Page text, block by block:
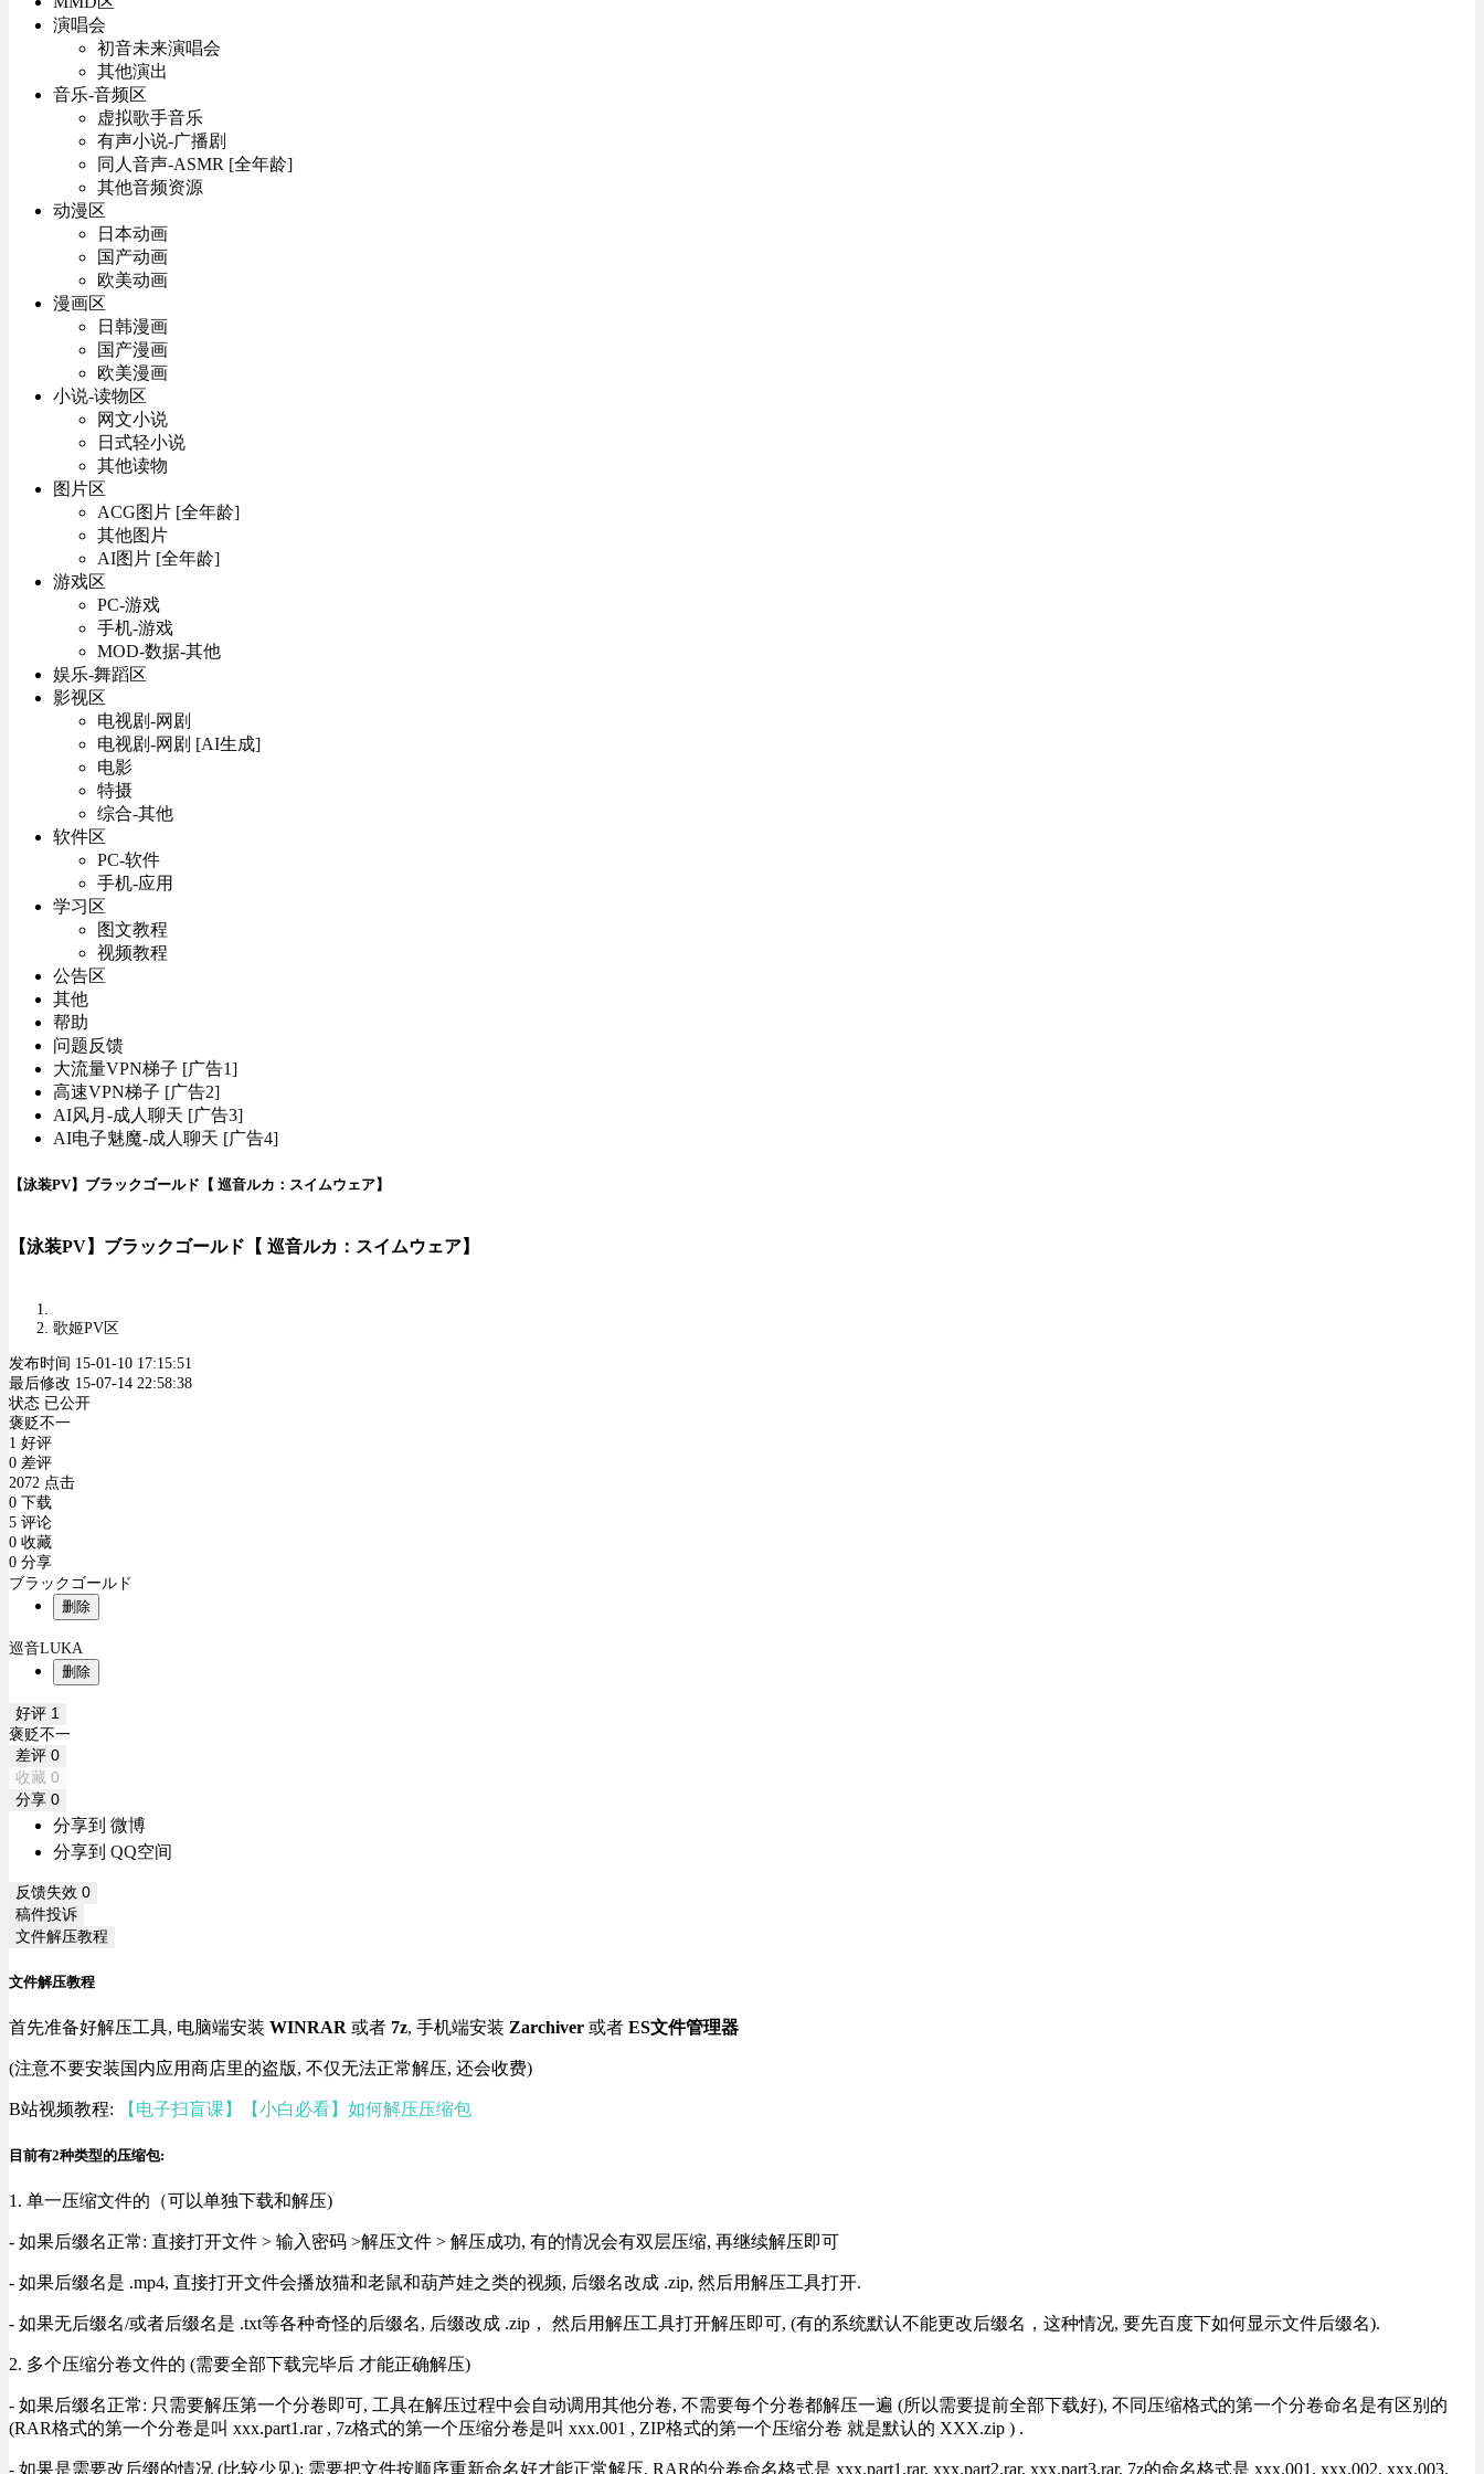
演唱会
初音未来演唱会
其他演出
音乐-音频区
虚拟歌手音乐
有声小说-广播剧
同人音声-ASMR [全年龄]
其他音频资源
动漫区
日本动画
国产动画
欧美动画
漫画区
日韩漫画
国产漫画
欧美漫画
小说-读物区
网文小说
日式轻小说
其他读物
图片区
ACG图片 [全年龄]
其他图片
AI图片 [全年龄]
游戏区
PC-游戏
手机-游戏
MOD-数据-其他
娱乐-舞蹈区
影视区
电视剧-网剧
电视剧-网剧 [AI生成]
电影
特摄
综合-其他
软件区
PC-软件
手机-应用
学习区
图文教程
视频教程
公告区
其他
帮助
问题反馈
大流量VPN梯子 [广告1]
高速VPN梯子 [广告2]
AI风月-成人聊天 [广告3]
AI电子魅魔-成人聊天 [广告4]
【泳装PV】ブラックゴールド【 巡音ルカ：スイムウェア】
【泳装PV】ブラックゴールド【 巡音ルカ：スイムウェア】
歌姬PV区
发布时间 15-01-10 17:15:51
最后修改 15-07-14 22:58:38
状态 已公开
褒贬不一
1 好评
0 差评
2072 点击
0 下载
5 评论
0 收藏
0 分享
ブラックゴールド
删除
巡音LUKA
删除
好评 1
褒贬不一
差评 0
收藏 0
分享 0
分享到 微博
分享到 QQ空间
反馈失效 0
稿件投诉
文件解压教程
文件解压教程
首先准备好解压工具, 电脑端安装 WINRAR 或者 7z, 手机端安装 Zarchiver 或者 ES文件管理器
(注意不要安装国内应用商店里的盗版, 不仅无法正常解压, 还会收费)
B站视频教程: 【电子扫盲课】【小白必看】如何解压压缩包
目前有2种类型的压缩包:
1. 单一压缩文件的（可以单独下载和解压)
- 如果后缀名正常: 直接打开文件 > 输入密码 >解压文件 > 解压成功, 有的情况会有双层压缩, 再继续解压即可
- 如果后缀名是 .mp4, 直接打开文件会播放猫和老鼠和葫芦娃之类的视频, 后缀名改成 .zip, 然后用解压工具打开.
- 如果无后缀名/或者后缀名是 .txt等各种奇怪的后缀名, 后缀改成 .zip， 然后用解压工具打开解压即可, (有的系统默认不能更改后缀名，这种情况, 要先百度下如何显示文件后缀名).
2. 多个压缩分卷文件的 (需要全部下载完毕后 才能正确解压)
- 如果后缀名正常: 只需要解压第一个分卷即可, 工具在解压过程中会自动调用其他分卷, 不需要每个分卷都解压一遍 (所以需要提前全部下载好), 不同压缩格式的第一个分卷命名是有区别的
(RAR格式的第一个分卷是叫 xxx.part1.rar , 7z格式的第一个压缩分卷是叫 xxx.001 , ZIP格式的第一个压缩分卷 就是默认的 XXX.zip ) .
- 如果是需要改后缀的情况 (比较少见): 需要把文件按顺序重新命名好才能正常解压, RAR的分卷命名格式是 xxx.part1.rar, xxx.part2.rar, xxx.part3.rar, 7z的命名格式是 xxx.001, xxx.002, xxx.003,